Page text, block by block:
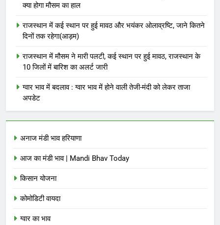
क्या होगा मौसम का हाल
राजस्थान में कई स्थान पर हुई मावठ और भयंकर ओलाव्रष्टि, जाने कितने
दिनों तक रहेगा(आड़म)
राजस्थान में मौसम ने मारी पलटी, कई स्थान पर हुई मावठ, राजस्थान के
10 जिलों में बारिश का अलर्ट जारी
ग्वार भाव में बदलाव : ग्वार भाव में होने वाली तेजी-मंदी को लेकर ताजा
अपडेट
अनाज मंडी भाव हरियाणा
आज का मंडी भाव | Mandi Bhav Today
किसान योजना
कोमोडिटी वायदा
ग्वार का भाव